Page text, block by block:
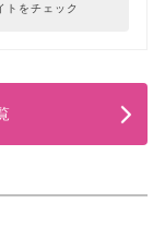
トをチェック